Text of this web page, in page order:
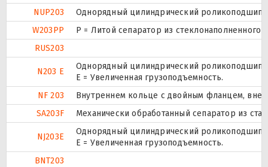
NUP203
Однорядный цилиндрический
W203PP
P = Литой сепаратор из
RUS203
N203 E
Однорядный цилиндрический
Е = Увеличенная грузоподъемность.
NF 203
Внутреннем кольце с двойным фланцем,
SA203F
Механически обработанный сепаратор из
NJ203E
Однорядный цилиндрический
Е = Увеличенная грузоподъемность.
BNT203